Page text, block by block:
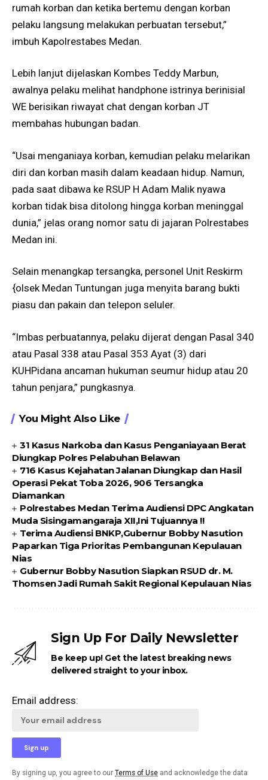
rumah korban dan ketika bertemu dengan korban
pelaku langsung melakukan perbuatan tersebut,”
imbuh Kapolrestabes Medan.
Lebih lanjut dijelaskan Kombes Teddy Marbun,
awalnya pelaku melihat handphone istrinya berinisial
WE berisikan riwayat chat dengan korban JT
membahas hubungan badan.
“Usai menganiaya korban, kemudian pelaku melarikan
diri dan korban masih dalam keadaan hidup. Namun,
pada saat dibawa ke RSUP H Adam Malik nyawa
korban tidak bisa ditolong hingga korban meninggal
dunia,” jelas orang nomor satu di jajaran Polrestabes
Medan ini.
Selain menangkap tersangka, personel Unit Reskirm
{olsek Medan Tuntungan juga menyita barang bukti
piasu dan pakain dan telepon seluler.
“Imbas perbuatannya, pelaku dijerat dengan Pasal 340
atau Pasal 338 atau Pasal 353 Ayat (3) dari
KUHPidana ancaman hukuman seumur hidup atau 20
tahun penjara,” pungkasnya.
You Might Also Like
31 Kasus Narkoba dan Kasus Penganiayaan Berat
Diungkap Polres Pelabuhan Belawan
716 Kasus Kejahatan Jalanan Diungkap dan Hasil
Operasi Pekat Toba 2026, 906 Tersangka
Diamankan
Polrestabes Medan Terima Audiensi DPC Angkatan
Muda Sisingamangaraja XII,Ini Tujuannya !!
Terima Audiensi BNKP,Gubernur Bobby Nasution
Paparkan Tiga Prioritas Pembangunan Kepulauan
Nias
Gubernur Bobby Nasution Siapkan RSUD dr. M.
Thomsen Jadi Rumah Sakit Regional Kepulauan Nias
Sign Up For Daily Newsletter
Be keep up! Get the latest breaking news
delivered straight to your inbox.
Email address:
By signing up, you agree to our Terms of Use and acknowledge the data